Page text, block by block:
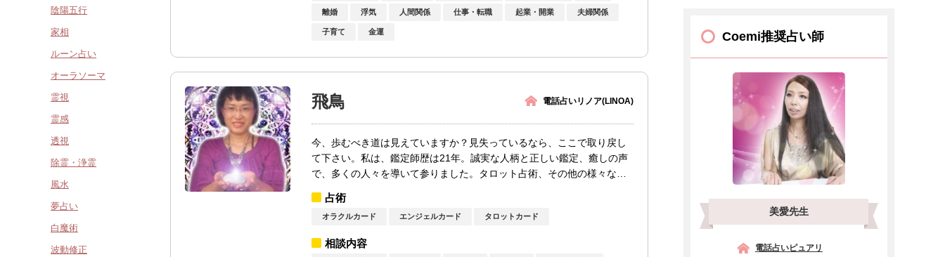
離婚 浮気 人間関係 仕事・転職 起業・開業 夫婦関係
子育て 金運
電話占いリノア(LINOA)
飛鳥
今、歩むべき道は見えていますか？見失っているなら、ここで取り戻し
て下さい。私は、鑑定師歴は21年。誠実な人柄と正しい鑑定、癒しの声
で、多くの人々を導いて参りました。タロット占術、その他の様々な占
占術
オラクルカード エンジェルカード タロットカード
相談内容
Coemi推奨占い師
美愛先生
電話占いピュアリ
陰陽五行
家相
ルーン占い
オーラソーマ
霊視
霊感
透視
除霊・浄霊
風水
夢占い
白魔術
波動修正